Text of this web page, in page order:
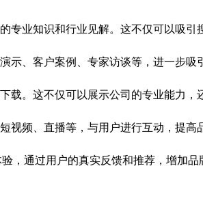
专业知识和行业见解。这不仅可以吸引
示、客户案例、专家访谈等，进一步吸
载。这不仅可以展示公司的专业能力，
视频、直播等，与用户进行互动，提高
，通过用户的真实反馈和推荐，增加品